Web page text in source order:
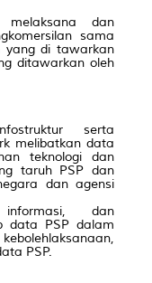
melaksana dan
sama
yang di tawarkan
ditawarkan oleh
serta
melibatkan data
teknologi dan
taruh PSP dan
dan agensi
informasi, dan
data PSP dalam
PSP.